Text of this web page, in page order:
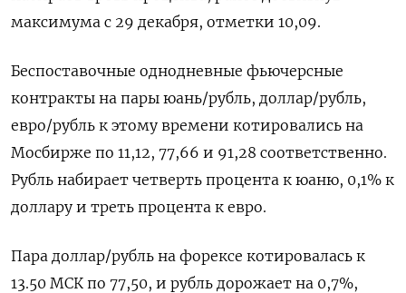
максимума с 29 декабря, отметки 10,09.
Беспоставочные однодневные фьючерсные
контракты на пары юань/рубль, доллар/⁠рубль,
евро/рубль к этому ​времени котировались на
Мосбирже по 11,12, 77,66 ⁠и 91,28 соответственно.
Рубль набирает четверть процента к юаню, 0,1% к
доллару и треть процента к евро.
Пара доллар/рубль на ⁠форексе котировалась к
13.50 МСК по 77,50, и рубль дорожает на 0,7%,